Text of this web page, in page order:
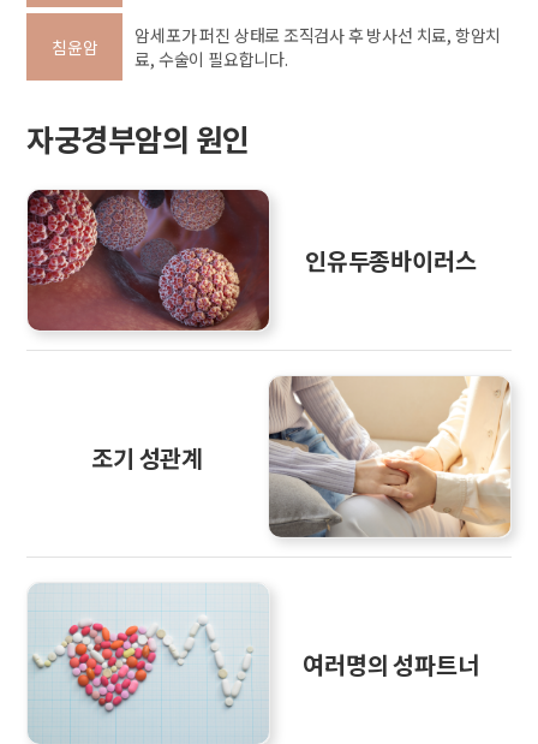
침윤암
암세포가 퍼진 상태로 조직검사 후 방사선 치료, 항암치
료, 수술이 필요합니다.
자궁경부암의 원인
인유두종바이러스
조기 성관계
여러명의 성파트너